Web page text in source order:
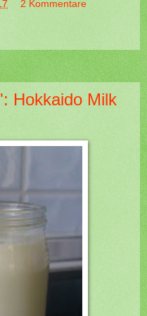
2 Kommentare
Hokkaido Milk